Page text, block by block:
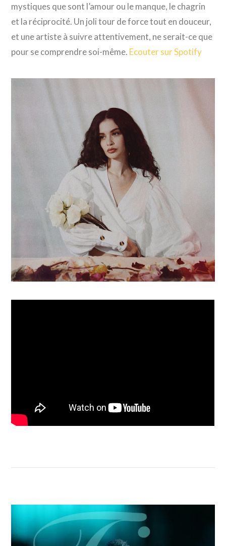
mystiques que sont l’amour ou le manque, le chagrin
et la réciprocité. Un joli tour de force tout en douceur,
et une artiste à suivre attentivement, ne serait-ce que
pour se comprendre soi-même. Ecouter sur Spotify